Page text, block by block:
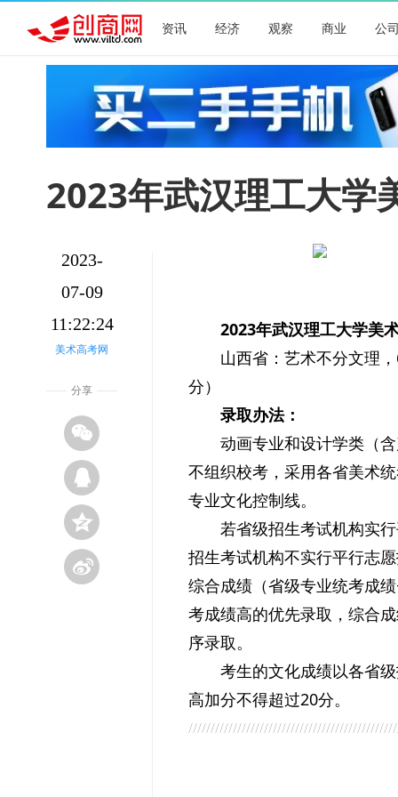
资讯 经济 观察 商业 公
2023年武汉理工大学
2023-
07-09
11:22:24
美术高考网
分享
2023年武汉理工大学美
山西省：艺术不分文理
分）
录取办法：
动画专业和设计学类（
不组织校考，采用各省美术
专业文化控制线。
若省级招生考试机构实
招生考试机构不实行平行志
综合成绩（省级专业统考成
考成绩高的优先录取，综合
序录取。
考生的文化成绩以各省
高加分不得超过20分。